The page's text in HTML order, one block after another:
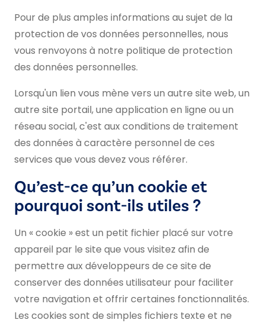
Pour de plus amples informations au sujet de la
protection de vos données personnelles, nous
vous renvoyons à notre politique de protection
des données personnelles.
Lorsqu'un lien vous mène vers un autre site web, un
autre site portail, une application en ligne ou un
réseau social, c'est aux conditions de traitement
des données à caractère personnel de ces
services que vous devez vous référer.
Qu’est-ce qu’un cookie et
pourquoi sont-ils utiles ?
Un « cookie » est un petit fichier placé sur votre
appareil par le site que vous visitez afin de
permettre aux développeurs de ce site de
conserver des données utilisateur pour faciliter
votre navigation et offrir certaines fonctionnalités.
Les cookies sont de simples fichiers texte et ne